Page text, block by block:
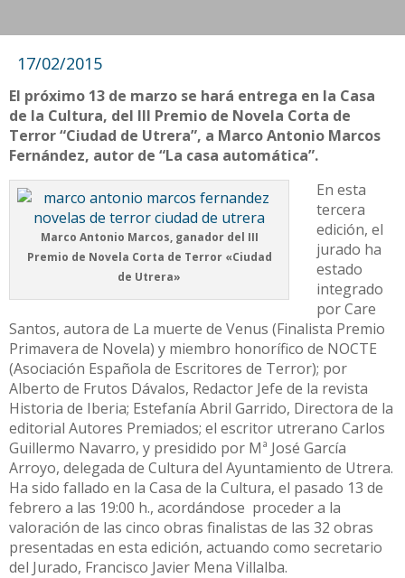
17/02/2015
El próximo 13 de marzo se hará entrega en la Casa
de la Cultura, del III Premio de Novela Corta de
Terror “Ciudad de Utrera”, a Marco Antonio Marcos
Fernández, autor de “La casa automática”.
Marco Antonio Marcos, ganador del III
Premio de Novela Corta de Terror «Ciudad
de Utrera»
En esta
tercera
edición, el
jurado ha
estado
integrado
por Care
Santos, autora de La muerte de Venus (Finalista Premio
Primavera de Novela) y miembro honorífico de NOCTE
(Asociación Española de Escritores de Terror); por
Alberto de Frutos Dávalos, Redactor Jefe de la revista
Historia de Iberia; Estefanía Abril Garrido, Directora de la
editorial Autores Premiados; el escritor utrerano Carlos
Guillermo Navarro, y presidido por Mª José García
Arroyo, delegada de Cultura del Ayuntamiento de Utrera.
Ha sido fallado en la Casa de la Cultura, el pasado 13 de
febrero a las 19:00 h., acordándose proceder a la
valoración de las cinco obras finalistas de las 32 obras
presentadas en esta edición, actuando como secretario
del Jurado, Francisco Javier Mena Villalba.